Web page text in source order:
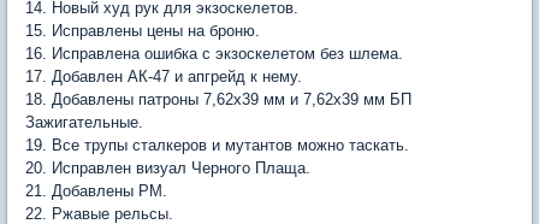
14. Новый худ рук для экзоскелетов.
15. Исправлены цены на броню.
16. Исправлена ошибка с экзоскелетом без шлема.
17. Добавлен АК-47 и апгрейд к нему.
18. Добавлены патроны 7,62х39 мм и 7,62х39 мм БП
Зажигательные.
19. Все трупы сталкеров и мутантов можно таскать.
20. Исправлен визуал Черного Плаща.
21. Добавлены PM.
22. Ржавые рельсы.